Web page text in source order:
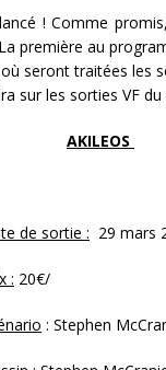
! Comme
première au
seront traitées les
sur les sorties VF du
AKILEOS
de sortie : 29 mars
: 20€/
: Stephen